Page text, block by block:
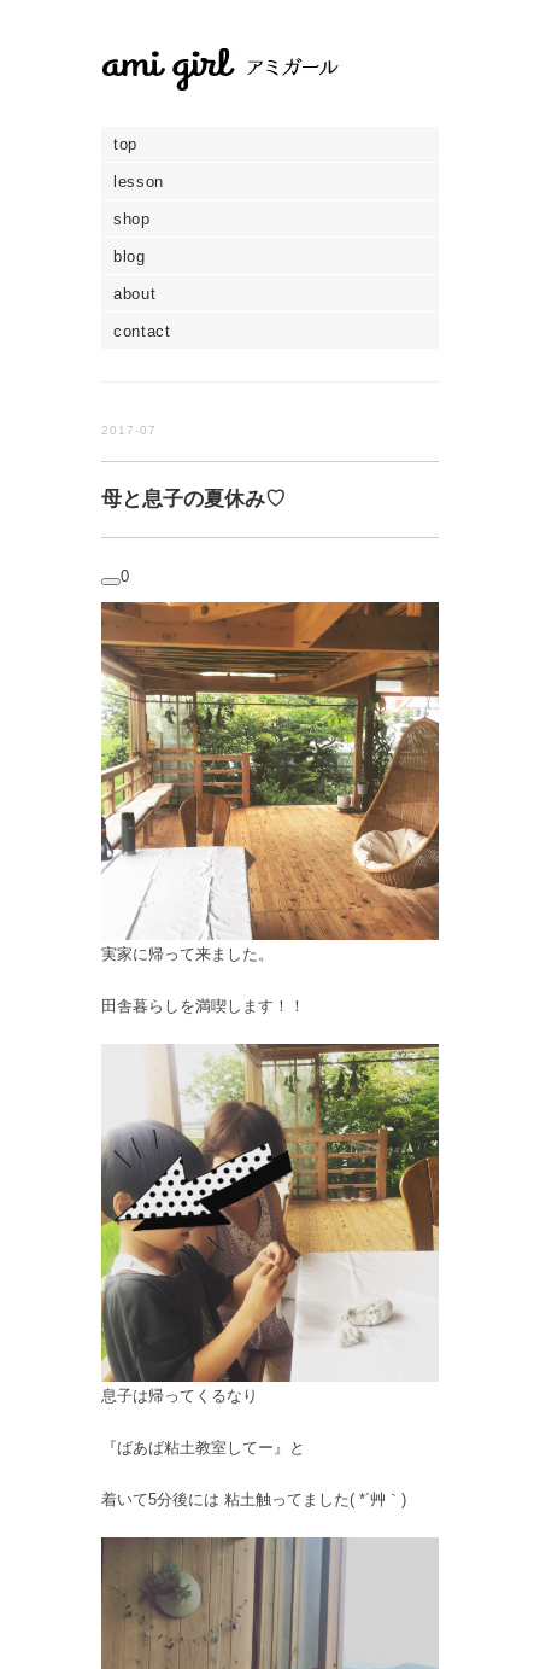
top
lesson
shop
blog
about
contact
2017-07
母と息子の夏休み♡
0
実家に帰って来ました。
田舎暮らしを満喫します！！
息子は帰ってくるなり
『ばあば粘土教室してー』と
着いて5分後には 粘土触ってました( *´艸｀)